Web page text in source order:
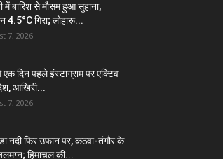
में बारिश से मौसम हुआ सुहाना,
4.5°C गिरा; लोहारू...
7, 2026
एक दिन पहले इंस्टाग्राम पर एक्टिव
आखिरी...
7, 2026
नदी फिर उफान पर, कठवा-तंगौर के
हिमाचल की...